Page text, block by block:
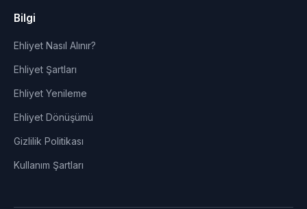
Bilgi
Ehliyet Nasıl Alınır?
Ehliyet Şartları
Ehliyet Yenileme
Ehliyet Dönüşümü
Gizlilik Politikası
Kullanım Şartları